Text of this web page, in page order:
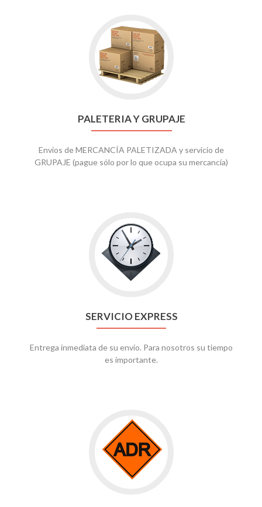
PALETERIA Y GRUPAJE
Envíos de MERCANCÍA PALETIZADA y servicio de
GRUPAJE (pague sólo por lo que ocupa su mercancía)
SERVICIO EXPRESS
Entrega inmediata de su envío. Para nosotros su tiempo
es importante.